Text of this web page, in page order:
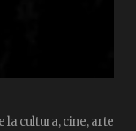
cultura, cine, arte